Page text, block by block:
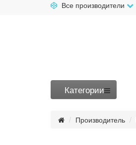
Все производители
Категории
Производитель